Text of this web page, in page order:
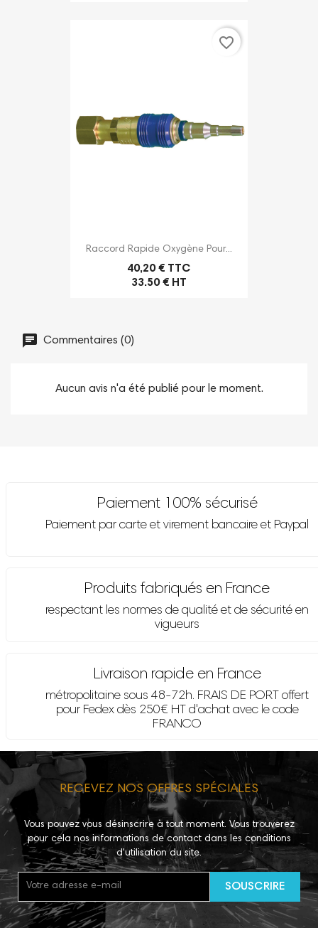
Raccord Rapide Oxygène Pour...
40,20 € TTC
33.50 € HT
favorite_border
Commentaires (0)
Aucun avis n'a été publié pour le moment.
Paiement 100% sécurisé
Paiement par carte et virement bancaire et Paypal
Produits fabriqués en France
respectant les normes de qualité et de sécurité en
vigueurs
Livraison rapide en France
métropolitaine sous 48-72h. FRAIS DE PORT offert
pour Fedex dès 250€ HT d'achat avec le code
FRANCO
RECEVEZ NOS OFFRES SPÉCIALES
Vous pouvez vous désinscrire à tout moment. Vous trouverez
pour cela nos informations de contact dans les conditions
d'utilisation du site.